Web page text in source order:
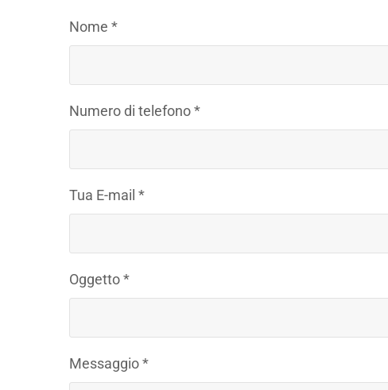
Nome *
Numero di telefono *
Tua E-mail *
Oggetto *
Messaggio *